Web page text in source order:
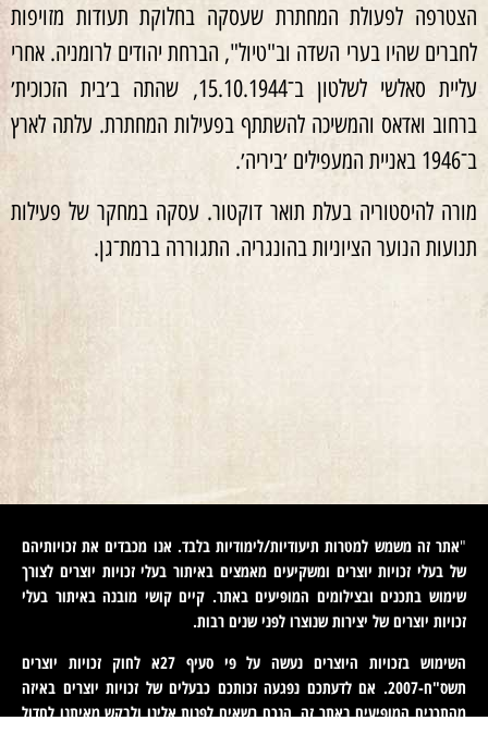
הצטרפה לפעולת המחתרת שעסקה בחלוקת תעודות מזויפות
לחברים שהיו בערי השדה וב"טיול", הברחת יהודים לרומניה. אחרי
עליית סאלשי לשלטון ב־15.10.1944, שהתה ב׳בית הזכוכית׳
ברחוב ואדאס והמשיכה להשתתף בפעילות המחתרת. עלתה לארץ
ב־1946 באניית המעפילים ׳ביריה׳.
מורה להיסטוריה בעלת תואר דוקטור. עסקה במחקר של פעילות
תנועות הנוער הציוניות בהונגריה. התגוררה ברמת־גן.
"אתר זה משמש למטרות תיעודיות/לימודיות בלבד. אנו מכבדים את זכויותיהם
של בעלי זכויות יוצרים ומשקיעים מאמצים באיתור בעלי זכויות יוצרים לצורך
שימוש בתכנים ובצילומים המופיעים באתר. קיים קושי מובנה באיתור בעלי
זכויות יוצרים של יצירות שנוצרו לפני שנים רבות.
השימוש בזכויות היוצרים נעשה על פי סעיף 27א לחוק זכויות יוצרים
תשס"ח-2007. אם לדעתכם נפגעה זכותכם כבעלים של זכויות יוצרים באיזה
מהתכנים המופיעים באתר זה, הנכם רשאים לפנות אלינו ולבקש מאיתנו לחדול